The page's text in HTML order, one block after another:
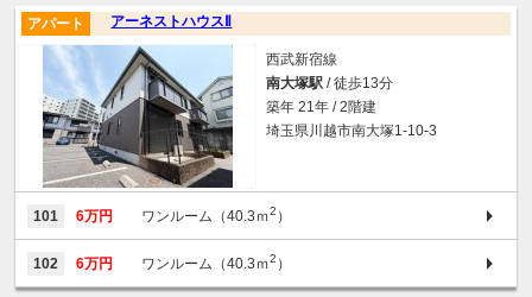
アーネストハウスⅡ
アパート
西武新宿線
南大塚駅 / 徒歩13分
築年 21年 / 2階建
埼玉県川越市南大塚1-10-3
101 6万円 ワンルーム（40.3ｍ2 ）
102 6万円 ワンルーム（40.3ｍ2 ）